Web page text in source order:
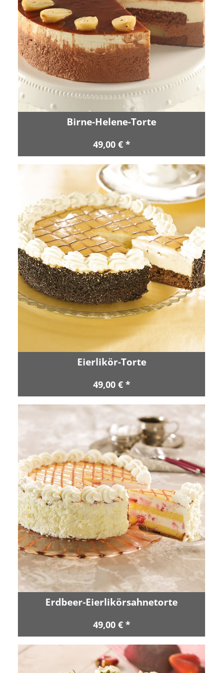
Birne-Helene-Torte
49,00 € *
Eierlikör-Torte
49,00 € *
Erdbeer-Eierlikörsahnetorte
49,00 € *